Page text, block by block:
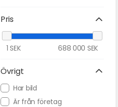
Pris
1 SEK 688 000 SEK
Övrigt
Har bild
Är från företag